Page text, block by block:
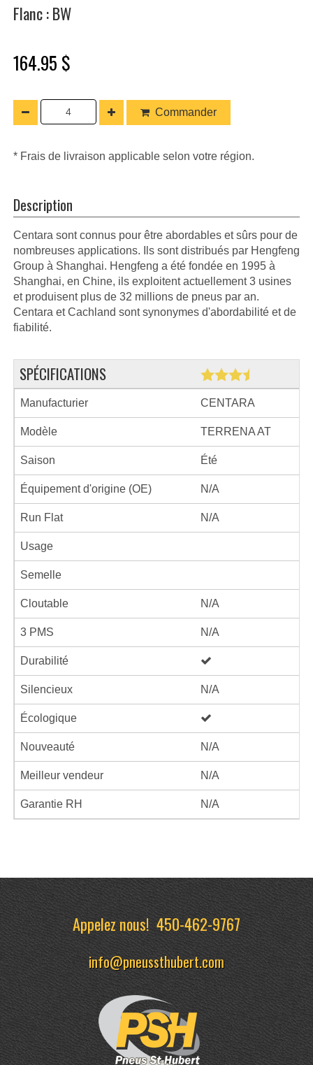
Flanc : BW
164.95 $
Commander
* Frais de livraison applicable selon votre région.
Description
Centara sont connus pour être abordables et sûrs pour de
nombreuses applications. Ils sont distribués par Hengfeng
Group à Shanghai. Hengfeng a été fondée en 1995 à
Shanghai, en Chine, ils exploitent actuellement 3 usines
et produisent plus de 32 millions de pneus par an.
Centara et Cachland sont synonymes d'abordabilité et de
fiabilité.
SPÉCIFICATIONS
Manufacturier CENTARA
Modèle TERRENA AT
Saison Été
Équipement d'origine (OE) N/A
Run Flat N/A
Usage
Semelle
Cloutable N/A
3 PMS N/A
Durabilité
Silencieux N/A
Écologique
Nouveauté N/A
Meilleur vendeur N/A
Garantie RH N/A
Appelez nous!450-462-9767
info@pneussthubert.com